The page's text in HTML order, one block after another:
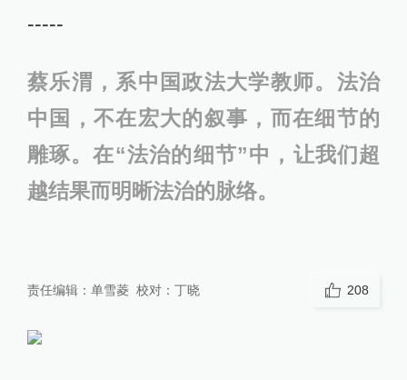
-----
蔡乐渭，系中国政法大学教师。法治
中国，不在宏大的叙事，而在细节的
雕琢。在“法治的细节”中，让我们超
越结果而明晰法治的脉络。
责任编辑： 单雪菱 校对： 丁晓 208